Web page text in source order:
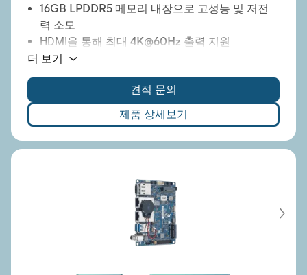
16GB LPDDR5 메모리 내장으로 고성능 및 저전
력 소모
HDMI을 통해 최대 4K@60Hz 출력 지원
듀얼 LAN
화
다양한 산업용 장치 연결을 위한
제공
USB 3.2지원으로 고속 데이터 전송
M.2 E Key(Wi-Fi 모듈, etc.) 포함
업 전력 환경에 적합
더 보기
견적 문의
제품 상세보기